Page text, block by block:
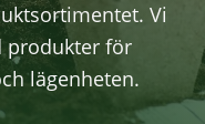
Vi
produkter för
lägenheten.